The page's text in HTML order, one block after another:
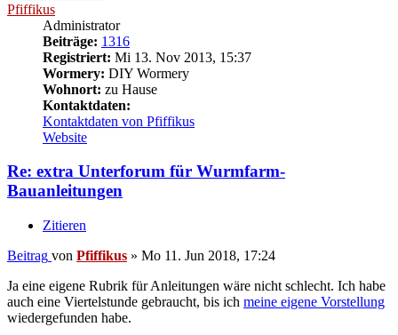
Pfiffikus
Administrator
Beiträge: 1316
Registriert: Mi 13. Nov 2013, 15:37
Wormery: DIY Wormery
Wohnort: zu Hause
Kontaktdaten:
Kontaktdaten von Pfiffikus
Website
Re: extra Unterforum für Wurmfarm-
Bauanleitungen
Zitieren
Beitrag von Pfiffikus » Mo 11. Jun 2018, 17:24
Ja eine eigene Rubrik für Anleitungen wäre nicht schlecht. Ich habe
auch eine Viertelstunde gebraucht, bis ich meine eigene Vorstellung
wiedergefunden habe.